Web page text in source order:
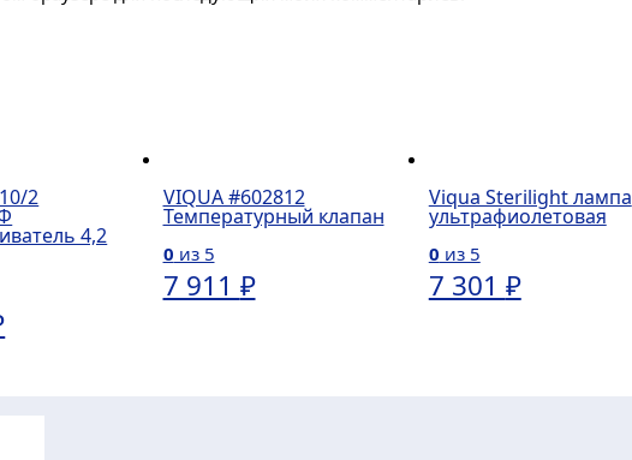
2
4,2
VIQUA #602812
Температурный клапан
0 из 5
7 911 ₽
Viqua Sterilight лампа
ультрафиолетовая
0 из 5
7 301 ₽